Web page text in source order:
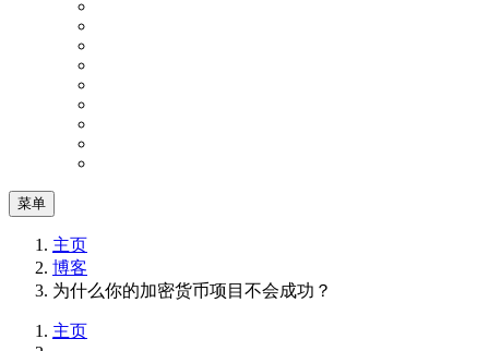
菜单
主页
博客
为什么你的加密货币项目不会成功？
主页